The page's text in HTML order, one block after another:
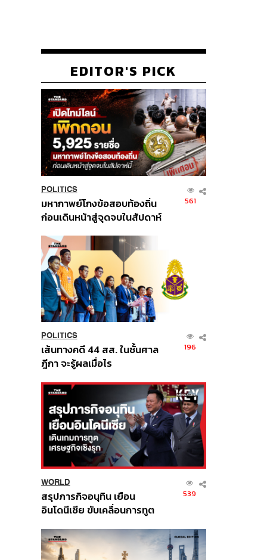
EDITOR'S PICK
POLITICS
มหากาพย์โกงข้อสอบท้องถิ่น
ก่อนเดินหน้าสู่จุดจบในสัปดาห์
561
POLITICS
เส้นทางคดี 44 สส. ในชั้นศาล
ฎีกา จะรู้ผลเมื่อไร
196
WORLD
สรุปภารกิจอนุทิน เยือน
อินโดนีเซีย ขับเคลื่อนการทูต
ส่วนยุทธศาสตร์ไทย –
อินโดนีเซีย
539